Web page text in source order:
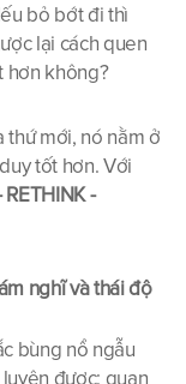
bỏ bớt đi thì
lại cách quen
hơn không?
thứ mới, nó nằm ở
tốt hơn. Với
RETHINK -
nghĩ và thái độ
bùng nổ ngẫu
được: quan